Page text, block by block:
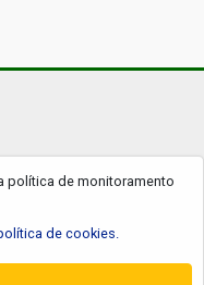
política de monitoramento
de cookies.
Reservados.